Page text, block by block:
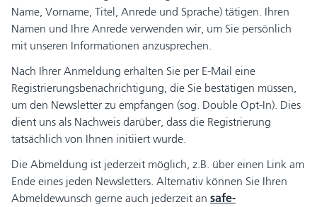
Name, Vorname, Titel, Anrede und Sprache) tätigen. Ihren
Namen und Ihre Anrede verwenden wir, um Sie persönlich
mit unseren Informationen anzusprechen.
Nach Ihrer Anmeldung erhalten Sie per E-Mail eine
Registrierungsbenachrichtigung, die Sie bestätigen müssen,
um den Newsletter zu empfangen (sog. Double Opt-In). Dies
dient uns als Nachweis darüber, dass die Registrierung
tatsächlich von Ihnen initiiert wurde.
Die Abmeldung ist jederzeit möglich, z.B. über einen Link am
Ende eines jeden Newsletters. Alternativ können Sie Ihren
Abmeldewunsch gerne auch jederzeit an safe-